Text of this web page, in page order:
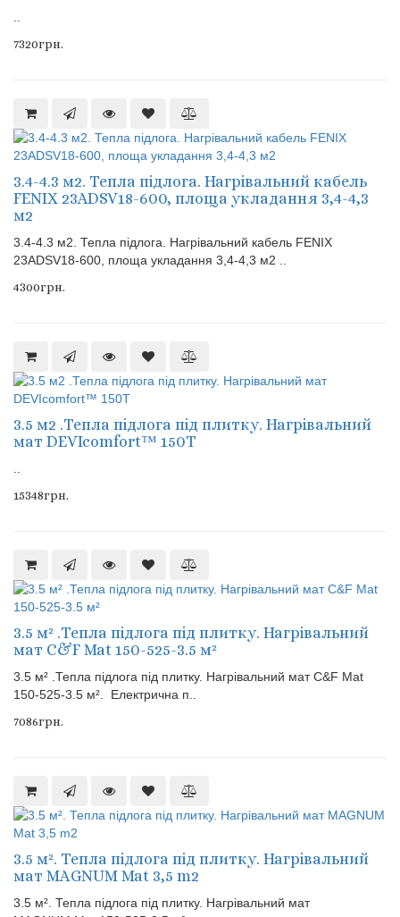
7320грн.
3.4-4.3 м2. Тепла підлога. Нагрівальний кабель
FENIX 23ADSV18-600, площа укладання 3,4-4,3
м2
3.4-4.3 м2. Тепла підлога. Нагрівальний кабель FENIX
23ADSV18-600, площа укладання 3,4-4,3 м2 ..
4300грн.
3.5 м2 .Тепла підлога під плитку. Нагрівальний
мат DEVIcomfort™ 150T
15348грн.
3.5 м² .Тепла підлога під плитку. Нагрівальний
мат C&F Mat 150-525-3.5 м²
3.5 м² .Тепла підлога під плитку. Нагрівальний мат C&F Mat
150-525-3.5 м². Електрична п..
7086грн.
3.5 м². Тепла підлога під плитку. Нагрівальний
мат MAGNUM Mat 3,5 m2
3.5 м². Тепла підлога під плитку. Нагрівальний мат